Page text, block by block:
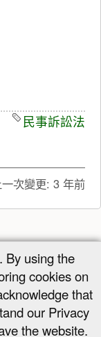
民事訴訟法
一次變更: 3 年前
By using the
cookies on
that
our Privacy
the website.